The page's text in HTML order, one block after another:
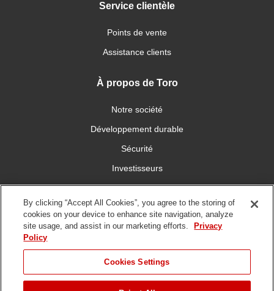
Service clientèle
Points de vente
Assistance clients
À propos de Toro
Notre société
Développement durable
Sécurité
Investisseurs
Carrières
Connectez-vous avec nous
By clicking “Accept All Cookies”, you agree to the storing of
cookies on your device to enhance site navigation, analyze
site usage, and assist in our marketing efforts.
Privacy
Policy
Cookies Settings